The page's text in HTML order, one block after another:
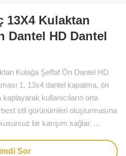
13X4 Kulaktan
Dantel HD Dantel
Kulağa Şeffaf Ön Dantel HD
1. 13x4 dantel kapatma, ön
kullanıcıların orta
stil görünümleri oluşturmasına
bir karışım sağlar. ...
Sor